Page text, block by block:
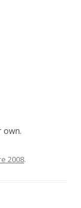
own.
2008.